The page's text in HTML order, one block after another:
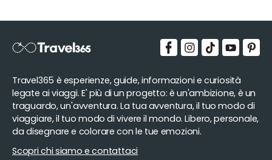
Travel365 è esperienze, guide, informazioni e curiosità
legate ai viaggi. E' più di un progetto: è un'ambizione, è un
traguardo, un'avventura. La tua avventura, il tuo modo di
viaggiare, il tuo modo di vivere il mondo. Libero, personale,
da disegnare e colorare con le tue emozioni.
Scopri chi siamo e contattaci